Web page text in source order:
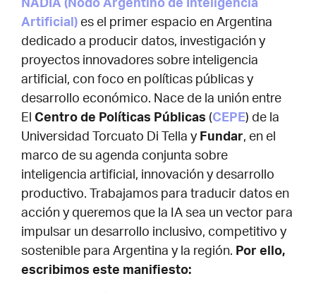
NADIA (Nodo Argentino de Inteligencia
Artificial) es el primer espacio en Argentina
dedicado a producir datos, investigación y
proyectos innovadores sobre inteligencia
artificial, con foco en políticas públicas y
desarrollo económico. Nace de la unión entre
El Centro de Políticas Públicas (CEPE) de la
Universidad Torcuato Di Tella y Fundar, en el
marco de su agenda conjunta sobre
inteligencia artificial, innovación y desarrollo
productivo. Trabajamos para traducir datos en
acción y queremos que la IA sea un vector para
impulsar un desarrollo inclusivo, competitivo y
sostenible para Argentina y la región. Por ello,
escribimos este manifiesto: